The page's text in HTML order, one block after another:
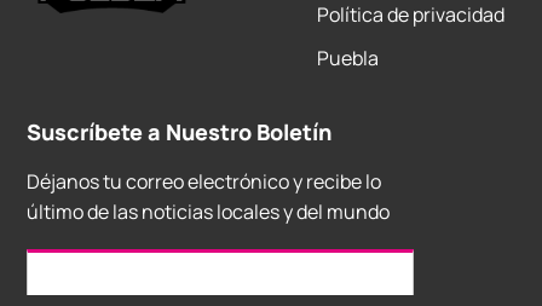
Política de privacidad
Puebla
Suscríbete a Nuestro Boletín
Déjanos tu correo electrónico y recibe lo
último de las noticias locales y del mundo